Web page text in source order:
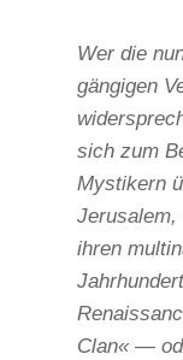
Wer die
gängigen
sich zum
Mystikern
Jerusalem,
ihren
Clan« —